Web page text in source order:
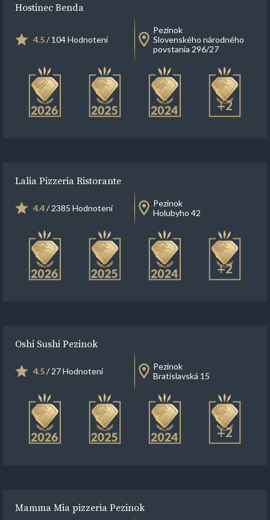
Hostinec Benda
4.5/ 104 Hodnotení
Pezinok
Slovenského národného
povstania 296/27
+2
Lalia Pizzeria Ristorante
4.4/ 2385 Hodnotení
Pezinok
Holubyho 42
+2
Oshi Sushi Pezinok
4.5/ 27 Hodnotení
Pezinok
Bratislavská 15
+2
Mamma Mia pizzeria Pezinok